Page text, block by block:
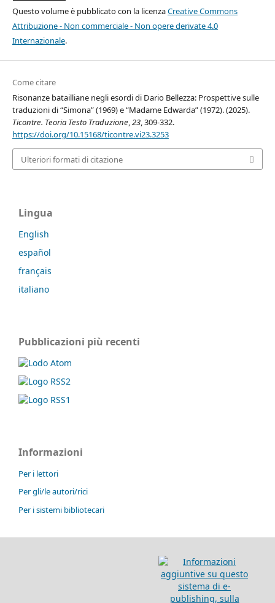
Questo volume è pubblicato con la licenzaCreative Commons
Attribuzione - Non commerciale - Non opere derivate 4.0
Internazionale.
Come citare
Risonanze batailliane negli esordi di Dario Bellezza: Prospettive sulle
traduzioni di “Simona” (1969) e “Madame Edwarda” (1972). (2025).
Ticontre. Teoria Testo Traduzione,23, 309-332.
https://doi.org/10.15168/ticontre.vi23.3253
Ulteriori formati di citazione
Lingua
English
español
français
italiano
Pubblicazioni più recenti
Informazioni
Per i lettori
Per gli/le autori/rici
Per i sistemi bibliotecari